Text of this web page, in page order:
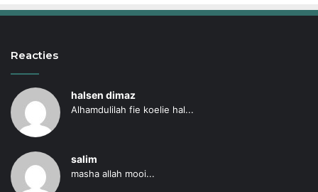
Reacties
halsen dimaz
Alhamdulilah fie koelie hal...
salim
masha allah mooi...